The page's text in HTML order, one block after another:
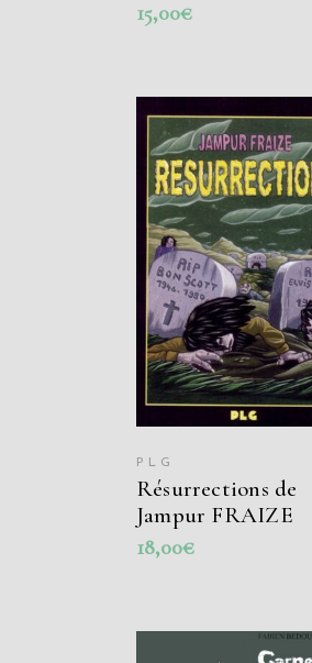
15,00€
AJOUTER AU
PANIER
PLG
Résurrections de
Jampur FRAIZE
18,00€